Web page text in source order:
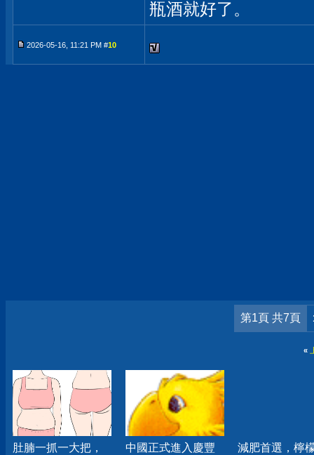
瓶酒就好了。
2026-05-16, 11:21 PM #10
第1頁 共7頁
«
肚腩一抓一大把，
中國正式進入慶豐
減肥首選，檸